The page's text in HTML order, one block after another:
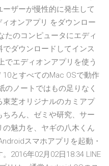
ザーが慢性的に発生して
オンアプリ をダウンロー
たのコンピュータにエディ
ダウンロードしてインス
でエディオンアプリを使う
とすべてのMac OSで動作
のノートではもの足りなく
芝オリジナルのカミアプ
ろん、ゼミや研究、サー
魅力を、ヤギの八木くん
スマホアプリを起動・
2016年02月02日18:34 LINE